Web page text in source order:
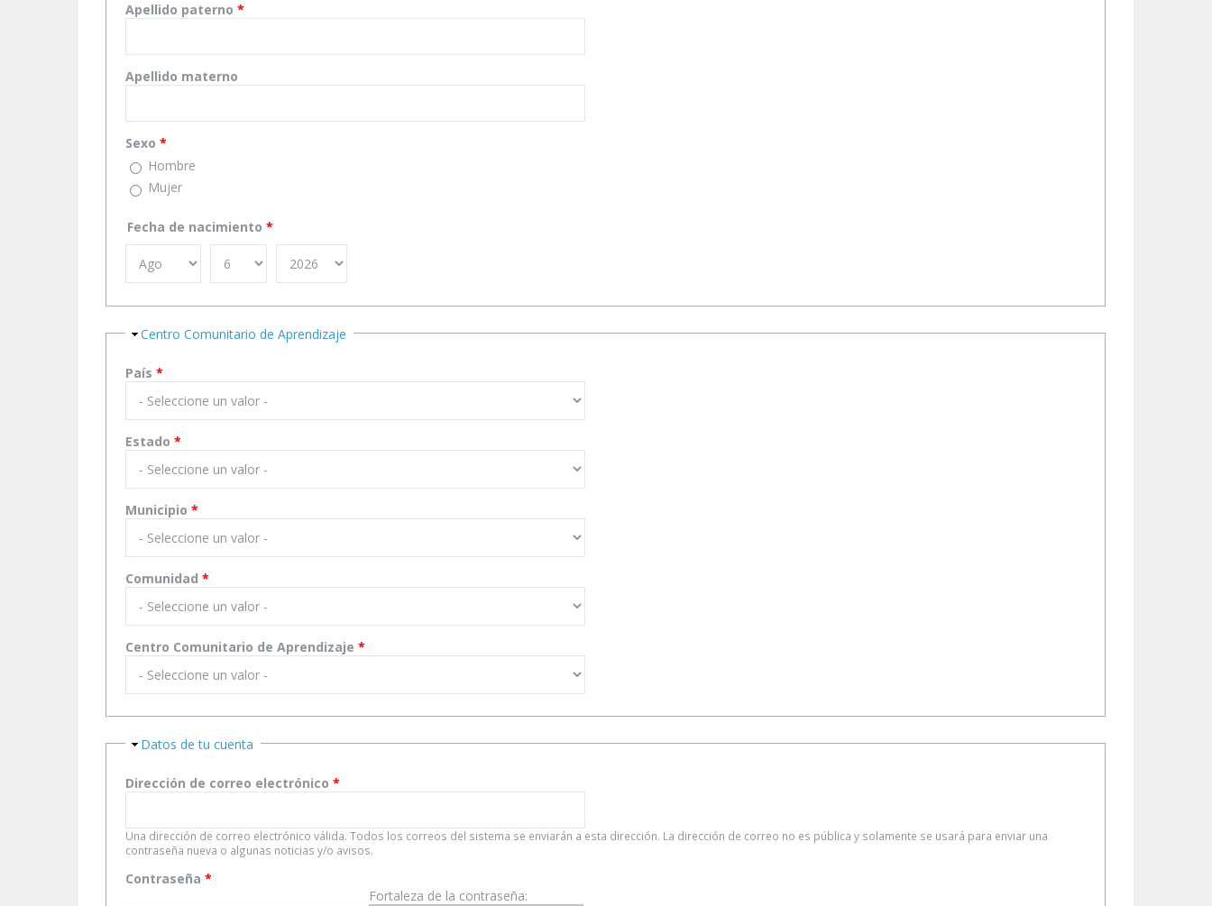
Apellido paterno *
Apellido materno
Sexo *
Hombre
Mujer
Fecha de nacimiento *
Ocultar
Centro Comunitario de Aprendizaje
País *
Estado *
Municipio *
Comunidad *
Centro Comunitario de Aprendizaje *
Ocultar
Datos de tu cuenta
Dirección de correo electrónico *
Una dirección de correo electrónico válida. Todos los correos del sistema se enviarán a esta dirección. La dirección de correo no es pública y solamente se usará para enviar una
contraseña nueva o algunas noticias y/o avisos.
Fortaleza de la contraseña:
Contraseña *